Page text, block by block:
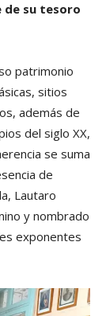
de su tesoro
patrimonio
sitios
además de
del siglo XX,
se suma
de
Lautaro
y nombrado
exponentes